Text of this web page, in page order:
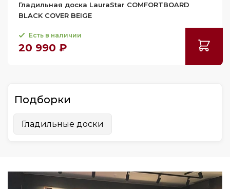
Гладильная доска LauraStar COMFORTBOARD
BLACK COVER BEIGE
Есть в наличии
20 990 ₽
Подборки
Гладильные доски